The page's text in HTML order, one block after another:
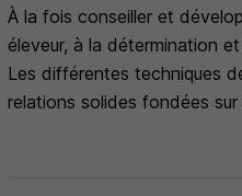
À la fois conseiller et
éleveur, à la détermination
Les différentes techniques
relations solides fondées